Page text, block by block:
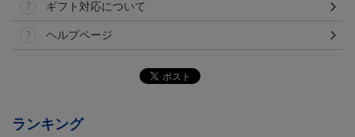
ギフト対応について
ヘルプページ
ランキング